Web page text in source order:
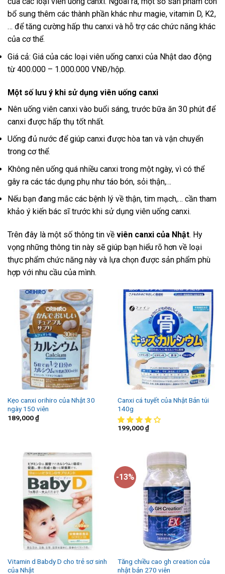
bổ sung thêm các thành phần khác như magie, vitamin D, K2,
… để tăng cường hấp thu canxi và hỗ trợ các chức năng khác
của cơ thể.
Giá cả: Giá của các loại viên uống canxi của Nhật dao động
từ 400.000 – 1.000.000 VNĐ/hộp.
Một số lưu ý khi sử dụng viên uống canxi
Nên uống viên canxi vào buổi sáng, trước bữa ăn 30 phút để
canxi được hấp thụ tốt nhất.
Uống đủ nước để giúp canxi được hòa tan và vận chuyển
trong cơ thể.
Không nên uống quá nhiều canxi trong một ngày, vì có thể
gây ra các tác dụng phụ như táo bón, sỏi thận,…
Nếu bạn đang mắc các bệnh lý về thận, tim mạch,… cần tham
khảo ý kiến bác sĩ trước khi sử dụng viên uống canxi.
Trên đây là một số thông tin về viên canxi của Nhật. Hy
vọng những thông tin này sẽ giúp bạn hiểu rõ hơn về loại
thực phẩm chức năng này và lựa chọn được sản phẩm phù
hợp với nhu cầu của mình.
Kẹo canxi orihiro của Nhật 30
ngày 150 viên
189,000₫
Canxi cá tuyết của Nhật Bản túi
140g
199,000₫
Vitamin d Babdy D cho trẻ sơ sinh
của Nhật
-13%
Tăng chiều cao gh creation của
nhật bản 270 viên